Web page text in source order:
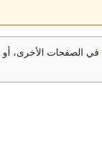
في الصفحات الأخرى، أو